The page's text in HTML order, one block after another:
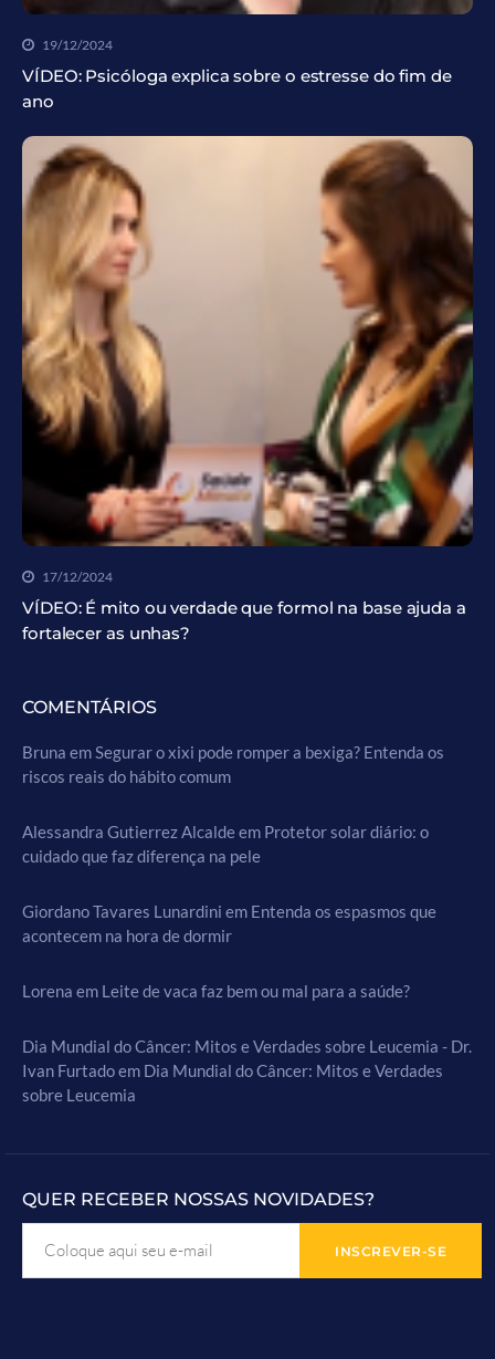
19/12/2024
VÍDEO: Psicóloga explica sobre o estresse do fim de
ano
17/12/2024
VÍDEO: É mito ou verdade que formol na base ajuda a
fortalecer as unhas?
COMENTÁRIOS
Bruna emSegurar o xixi pode romper a bexiga? Entenda os
riscos reais do hábito comum
Alessandra Gutierrez Alcaldeem Protetor solar diário: o
cuidado que faz diferença na pele
Giordano Tavares Lunardini em Entenda os espasmos que
acontecem na hora de dormir
Lorena em Leite de vaca faz bem ou mal para a saúde?
Dia Mundial do Câncer: Mitos e Verdades sobre Leucemia - Dr.
Ivan Furtadoem Dia Mundial do Câncer: Mitos e Verdades
sobre Leucemia
QUER RECEBER NOSSAS NOVIDADES?